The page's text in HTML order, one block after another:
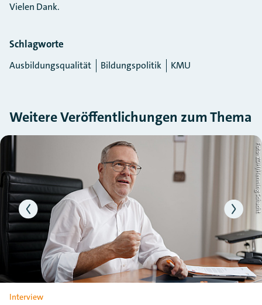
Vielen Dank.
Schlagworte
Ausbildungsqualität Bildungspolitik KMU
Weitere Veröffentlichungen zum Thema
Slider überspringen Foto: ZDH/Henning Schacht
Interview